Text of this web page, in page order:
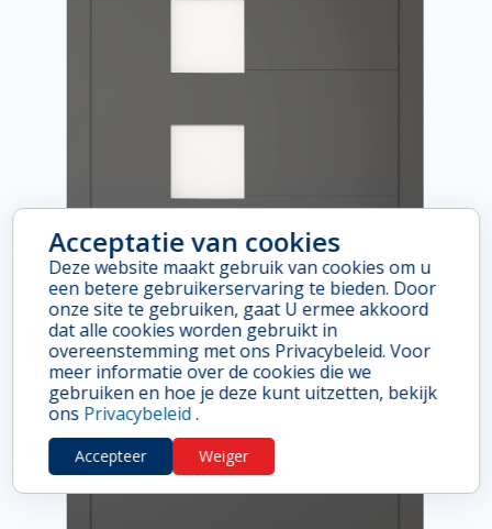
Acceptatie van cookies
Deze website maakt gebruik van cookies om u
een betere gebruikerservaring te bieden. Door
onze site te gebruiken, gaat U ermee akkoord
dat alle cookies worden gebruikt in
overeenstemming met ons Privacybeleid. Voor
meer informatie over de cookies die we
gebruiken en hoe je deze kunt uitzetten, bekijk
ons Privacybeleid.
Accepteer Weiger